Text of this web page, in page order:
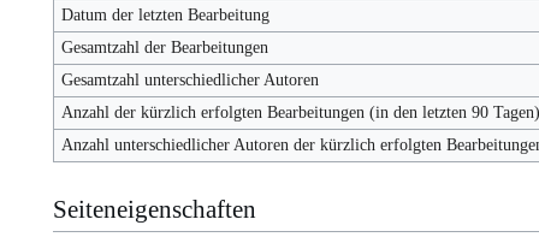
Datum der letzten Bearbeitung
Gesamtzahl der Bearbeitungen
Gesamtzahl unterschiedlicher Autoren
Anzahl der kürzlich erfolgten Bearbeitungen (in den letzten 90 Tagen)
Anzahl unterschiedlicher Autoren der kürzlich erfolgten
Seiteneigenschaften